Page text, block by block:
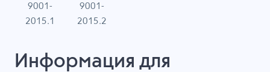
9001-
2015.1
9001-
2015.2
Информация для